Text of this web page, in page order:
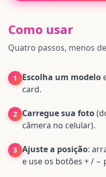
Como usar
Quatro passos, menos
1 Escolha um modelo
card.
2 Carregue sua foto
câmera no celular).
3 Ajuste a posição:
e use os botões + / −